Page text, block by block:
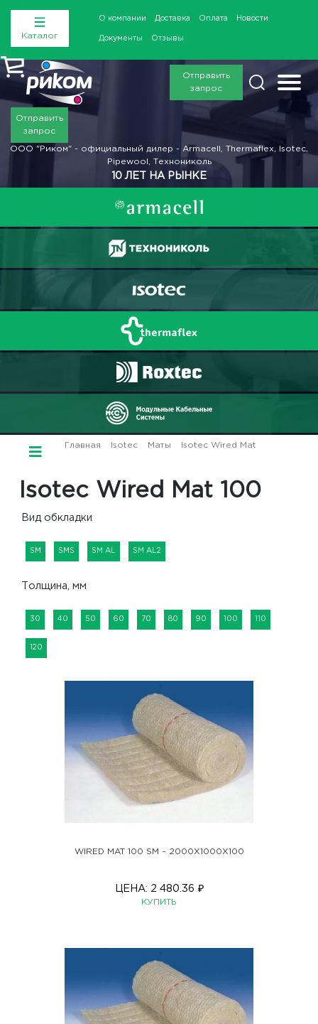
Каталог
О компании Доставка Оплата Новости
Документы Отзывы
Отправить
запрос
Отправить
запрос
ООО "Риком" - официальный дилер - Armacell, Thermaflex, Isotec,
Pipewool, Технониколь
10 ЛЕТ НА РЫНКЕ
Главная Isotec/ Маты Isotec Wired Mat
Isotec Wired Mat 100
Вид обкладки
SM SMS SM AL SM AL2
Толщина, мм
30 40 50 60 70 80 90 100 110
120
WIRED MAT 100 SM – 2000X1000X100
ЦЕНА: 2 480.36 ₽
КУПИТЬ